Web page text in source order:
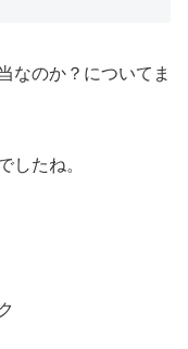
なのか？についてま
したね。